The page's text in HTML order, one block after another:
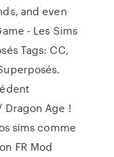
and even
- Les Sims
Tags: CC,
Dragon Age !
sims comme
FR Mod